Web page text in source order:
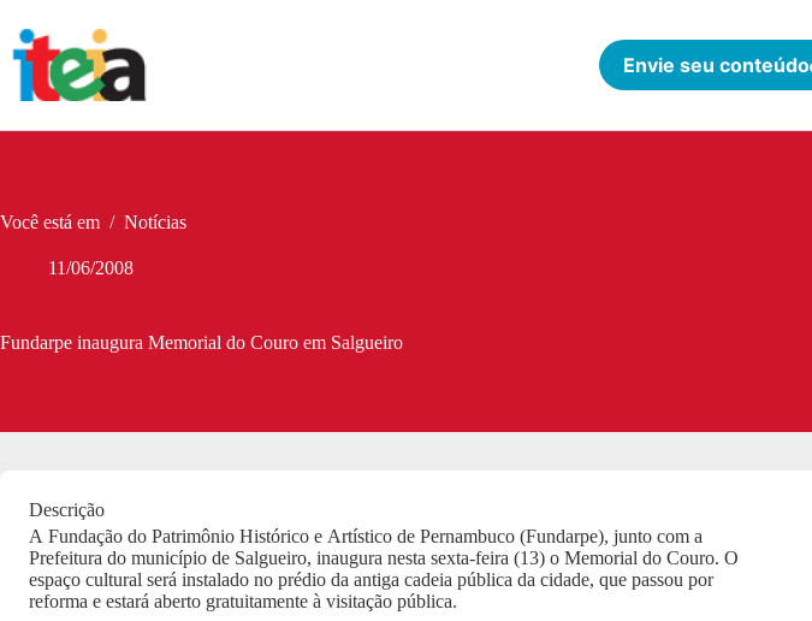
para
conteúdo
Envie seu conteúdo
Você está em / Notícias
11/06/2008
Fundarpe inaugura Memorial do Couro em Salgueiro
Descrição
A Fundação do Patrimônio Histórico e Artístico de Pernambuco (Fundarpe), junto com a
Prefeitura do município de Salgueiro, inaugura nesta sexta-feira (13) o Memorial do Couro. O
espaço cultural será instalado no prédio da antiga cadeia pública da cidade, que passou por
reforma e estará aberto gratuitamente à visitação pública.